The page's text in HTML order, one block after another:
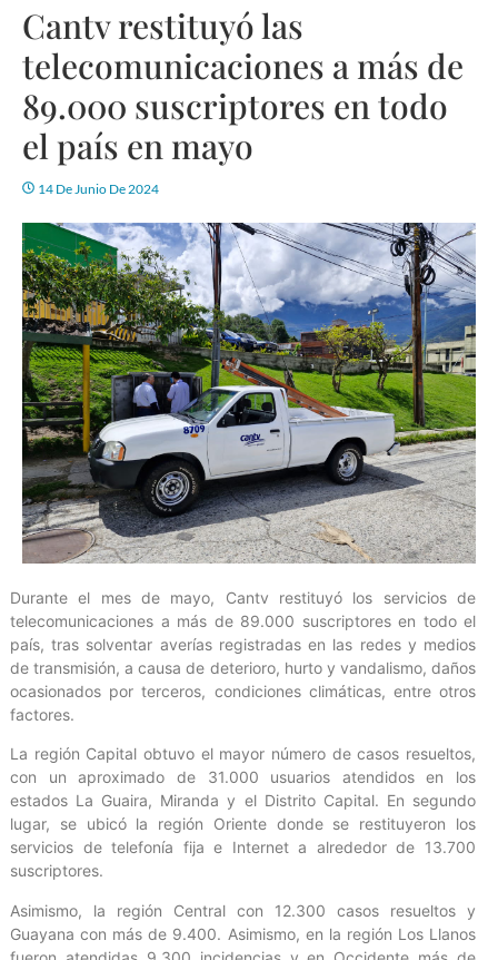
Cantv restituyó las
telecomunicaciones a más de
89.000 suscriptores en todo
el país en mayo
14 De Junio De 2024
Durante el mes de mayo, Cantv restituyó los servicios de
telecomunicaciones a más de 89.000 suscriptores en todo el
país, tras solventar averías registradas en las redes y medios
de transmisión, a causa de deterioro, hurto y vandalismo, daños
ocasionados por terceros, condiciones climáticas, entre otros
factores.
La región Capital obtuvo el mayor número de casos resueltos,
con un aproximado de 31.000 usuarios atendidos en los
estados La Guaira, Miranda y el Distrito Capital. En segundo
lugar, se ubicó la región Oriente donde se restituyeron los
servicios de telefonía fija e Internet a alrededor de 13.700
suscriptores.
Asimismo, la región Central con 12.300 casos resueltos y
Guayana con más de 9.400. Asimismo, en la región Los Llanos